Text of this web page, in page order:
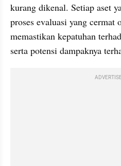
kurang dikenal. Setiap aset
proses evaluasi yang cermat
memastikan kepatuhan
serta potensi dampaknya